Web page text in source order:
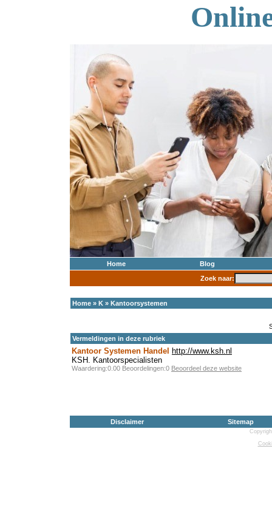
Home
Blog
Zoek naar:
Home » K » Kantoorsystemen
Vermeldingen in deze rubriek
Kantoor Systemen Handel
http://www.ksh.nl
KSH. Kantoorspecialisten
Waardering:0.00 Beoordelingen:0 Beoordeel deze website
Disclaimer Sitemap